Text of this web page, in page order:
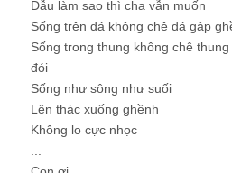
Dẫu làm sao thì cha vẫn muốn
Sống trên đá không chê đá gập
Sống trong thung không chê
đói
Sống như sông như suối
Lên thác xuống ghềnh
Không lo cực nhọc